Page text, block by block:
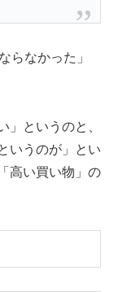
らなかった」
」というのと、
いうのが」とい
高い買い物」の